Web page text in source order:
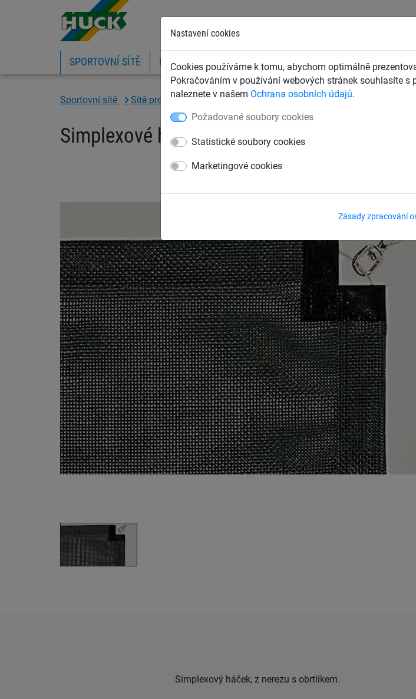
Nastavení cookies
Cookies používáme k tomu, abychom optimálně
Pokračováním v používání webových stránek souhlasíte
naleznete v našem Ochrana osobních údajů.
Požadované soubory cookies
Statistické soubory cookies
Marketingové cookies
Zásady zpracování
SPORTOVNÍ SÍTĚ OCHRANNÉ SÍTĚ A PLACHTY ZÁCHYTNÉ BEZPEČNOSTNÍ
Sportovní sítě Sítě pro ostatní sporty Sítě na zakrytí pískoviště
Simplexové háčky
Simplexový háček, z nerezu s obrtlíkem.